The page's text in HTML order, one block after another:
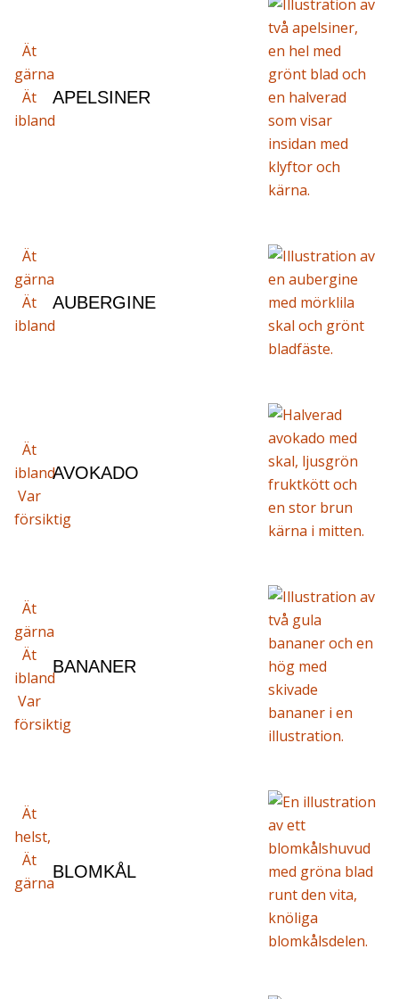
Ät
gärna
Ät
ibland
APELSINER
Ät
gärna
Ät
ibland
AUBERGINE
Ät
ibland
Var
försiktig
AVOKADO
Ät
gärna
Ät
ibland
Var
försiktig
BANANER
Ät
helst,
Ät
gärna
BLOMKÅL